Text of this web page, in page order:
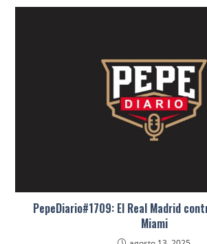
PepeDiario#1709: El Real Madrid
Miami